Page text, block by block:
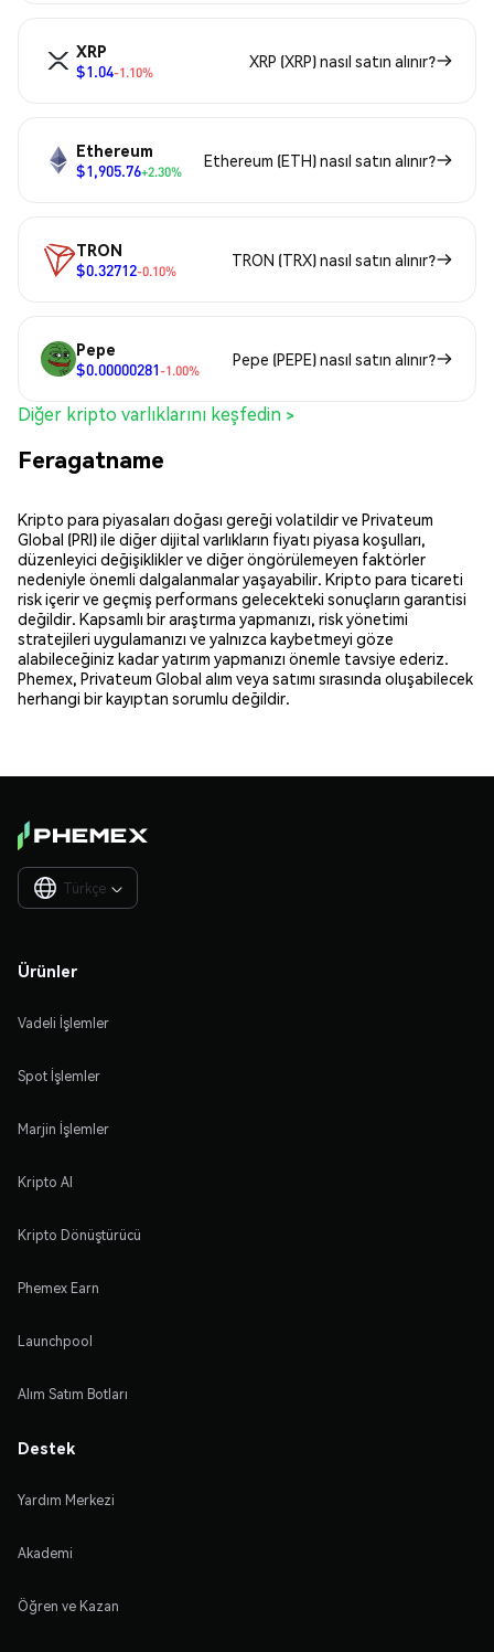
XRP
$1.04-1.10%
XRP (XRP) nasıl satın alınır?
Ethereum
$1,905.76+2.30%
Ethereum (ETH) nasıl satın alınır?
TRON
$0.32712-0.10%
TRON (TRX) nasıl satın alınır?
Pepe
$0.00000281-1.00%
Pepe (PEPE) nasıl satın alınır?
Diğer kripto varlıklarını keşfedin >
Feragatname
Kripto para piyasaları doğası gereği volatildir ve Privateum
Global (PRI) ile diğer dijital varlıkların fiyatı piyasa koşulları,
düzenleyici değişiklikler ve diğer öngörülemeyen faktörler
nedeniyle önemli dalgalanmalar yaşayabilir. Kripto para ticareti
risk içerir ve geçmiş performans gelecekteki sonuçların garantisi
değildir. Kapsamlı bir araştırma yapmanızı, risk yönetimi
stratejileri uygulamanızı ve yalnızca kaybetmeyi göze
alabileceğiniz kadar yatırım yapmanızı önemle tavsiye ederiz.
Phemex, Privateum Global alım veya satımı sırasında oluşabilecek
herhangi bir kayıptan sorumlu değildir.
Türkçe 
Ürünler
Vadeli İşlemler
Spot İşlemler
Marjin İşlemler
Kripto Al
Kripto Dönüştürücü
Phemex Earn
Launchpool
Alım Satım Botları
Destek
Yardım Merkezi
Akademi
Öğren ve Kazan